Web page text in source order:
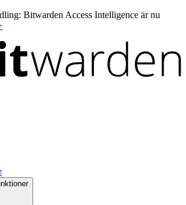
Bitwarden Access Intelligence är nu